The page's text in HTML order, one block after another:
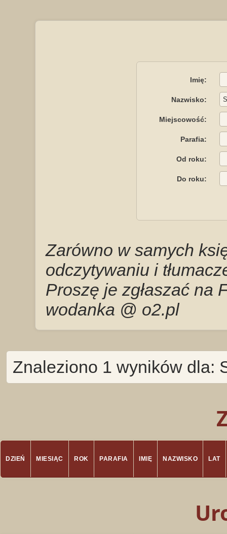
Imię:
Nazwisko:
Miejscowość:
Parafia:
Od roku:
Do roku:
Zarówno w samych
odczytywaniu i
Proszę je zgłaszać na
wodanka @ o2.pl
Znaleziono 1 wyników dla:
DZIEŃ MIESIĄC ROK PARAFIA IMIĘ NAZWISKO LAT